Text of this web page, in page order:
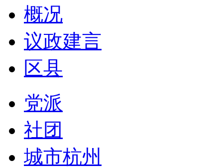
概况
议政建言
区县
党派
社团
城市杭州